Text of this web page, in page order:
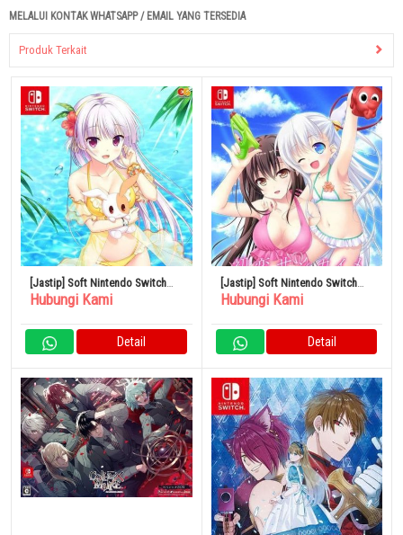
MELALUI KONTAK WHATSAPP / EMAIL YANG TERSEDIA
Produk Terkait
[Jastip] Soft Nintendo Switch
Sakura Hatsuyuki – Edisi
Hubungi Kami
Detail
[Jastip] Soft Nintendo Switch
Hatsukoi Sankaime – Edisi
Hubungi Kami
Detail